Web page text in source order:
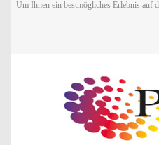
Um Ihnen ein bestmögliches Erlebnis auf